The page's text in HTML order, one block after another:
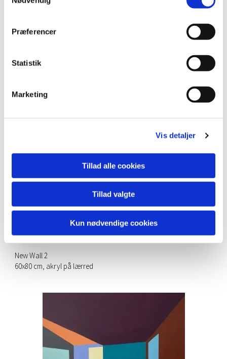
Præferencer
Statistik
Marketing
Vis detaljer
Tillad alle cookies
Tillad valgte
Kun nødvendige cookies
New Wall 2
60x80 cm, akryl på lærred